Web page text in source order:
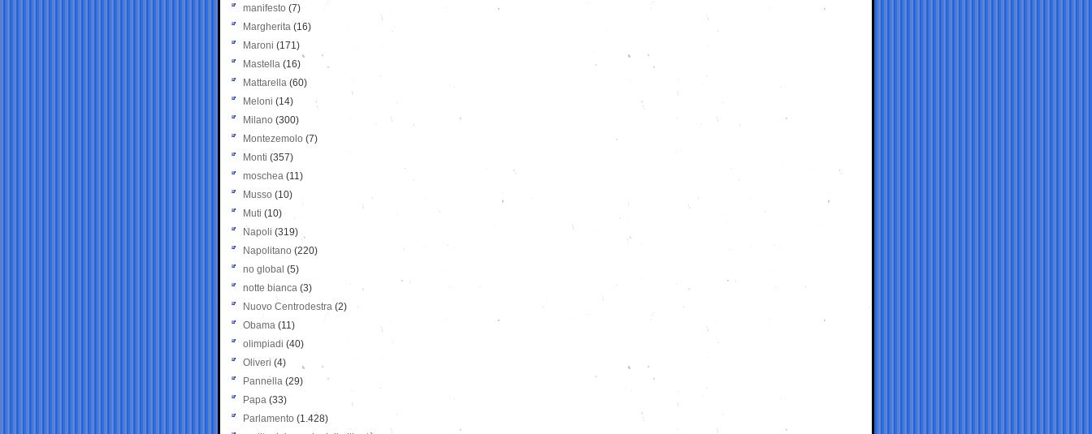
manifesto (7)
Margherita (16)
Maroni (171)
Mastella (16)
Mattarella (60)
Meloni (14)
Milano (300)
Montezemolo (7)
Monti (357)
moschea (11)
Musso (10)
Muti (10)
Napoli (319)
Napolitano (220)
no global (5)
notte bianca (3)
Nuovo Centrodestra (2)
Obama (11)
olimpiadi (40)
Oliveri (4)
Pannella (29)
Papa (33)
Parlamento (1.428)